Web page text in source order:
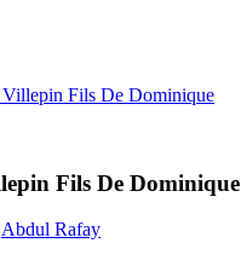
Fils De Dominique
Fils De Dominique
Abdul Rafay